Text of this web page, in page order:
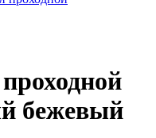
бежевый